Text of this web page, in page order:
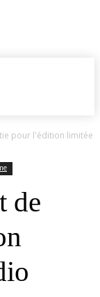
pour l'édition limitée
de